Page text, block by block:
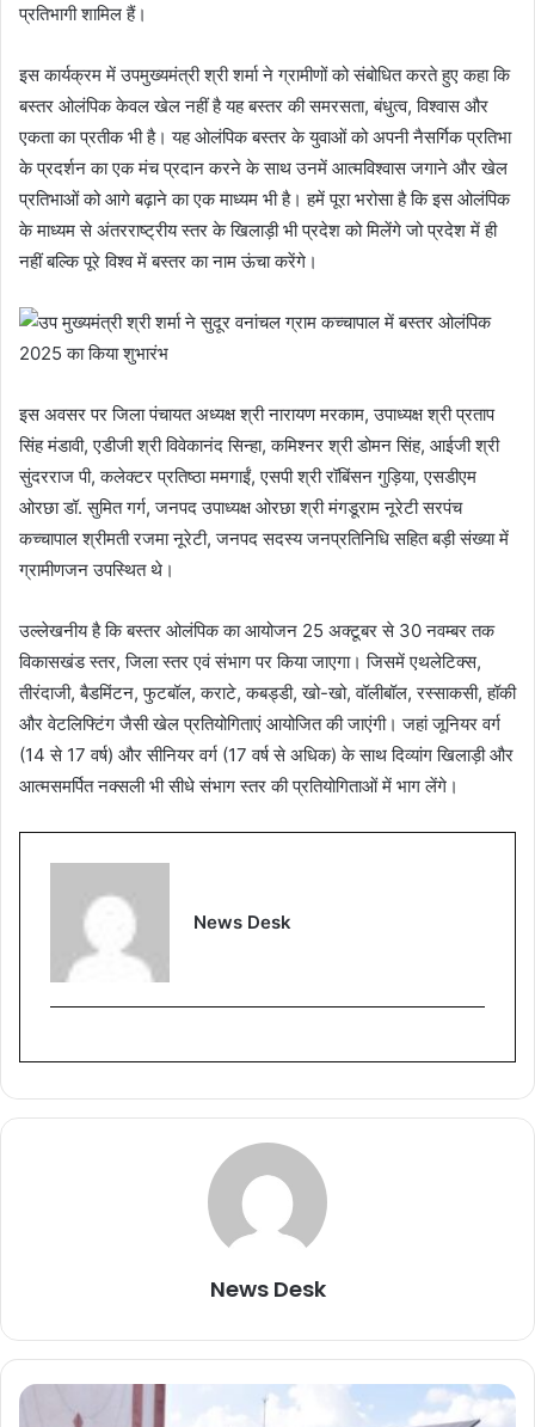
प्रतिभागी शामिल हैं।
इस कार्यक्रम में उपमुख्यमंत्री श्री शर्मा ने ग्रामीणों को संबोधित करते हुए कहा कि
बस्तर ओलंपिक केवल खेल नहीं है यह बस्तर की समरसता, बंधुत्व, विश्वास और
एकता का प्रतीक भी है। यह ओलंपिक बस्तर के युवाओं को अपनी नैसर्गिक प्रतिभा
के प्रदर्शन का एक मंच प्रदान करने के साथ उनमें आत्मविश्वास जगाने और खेल
प्रतिभाओं को आगे बढ़ाने का एक माध्यम भी है। हमें पूरा भरोसा है कि इस ओलंपिक
के माध्यम से अंतरराष्ट्रीय स्तर के खिलाड़ी भी प्रदेश को मिलेंगे जो प्रदेश में ही
नहीं बल्कि पूरे विश्व में बस्तर का नाम ऊंचा करेंगे।
इस अवसर पर जिला पंचायत अध्यक्ष श्री नारायण मरकाम, उपाध्यक्ष श्री प्रताप
सिंह मंडावी, एडीजी श्री विवेकानंद सिन्हा, कमिश्नर श्री डोमन सिंह, आईजी श्री
सुंदरराज पी, कलेक्टर प्रतिष्ठा ममगाईं, एसपी श्री रॉबिंसन गुड़िया, एसडीएम
ओरछा डॉ. सुमित गर्ग, जनपद उपाध्यक्ष ओरछा श्री मंगडूराम नूरेटी सरपंच
कच्चापाल श्रीमती रजमा नूरेटी, जनपद सदस्य जनप्रतिनिधि सहित बड़ी संख्या में
ग्रामीणजन उपस्थित थे।
उल्लेखनीय है कि बस्तर ओलंपिक का आयोजन 25 अक्टूबर से 30 नवम्बर तक
विकासखंड स्तर, जिला स्तर एवं संभाग पर किया जाएगा। जिसमें एथलेटिक्स,
तीरंदाजी, बैडमिंटन, फुटबॉल, कराटे, कबड्डी, खो-खो, वॉलीबॉल, रस्साकसी, हॉकी
और वेटलिफ्टिंग जैसी खेल प्रतियोगिताएं आयोजित की जाएंगी। जहां जूनियर वर्ग
(14 से 17 वर्ष) और सीनियर वर्ग (17 वर्ष से अधिक) के साथ दिव्यांग खिलाड़ी और
आत्मसमर्पित नक्सली भी सीधे संभाग स्तर की प्रतियोगिताओं में भाग लेंगे।
News Desk
News Desk